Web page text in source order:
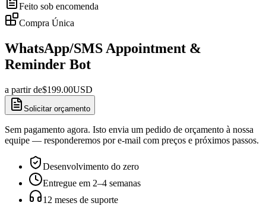
Feito sob encomenda
Compra Única
WhatsApp/SMS Appointment &
Reminder Bot
a partir de$199.00USD
Solicitar orçamento
Sem pagamento agora. Isto envia um pedido de orçamento à nossa
equipe — responderemos por e-mail com preços e próximos passos.
Desenvolvimento do zero
Entregue em 2–4 semanas
12 meses de suporte